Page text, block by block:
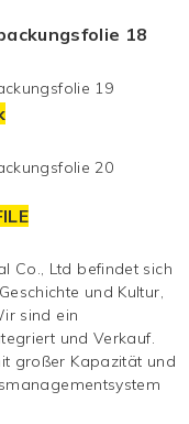
Co., Ltd befindet sich
und Kultur,
sind ein
und Verkauf.
großer Kapazität und